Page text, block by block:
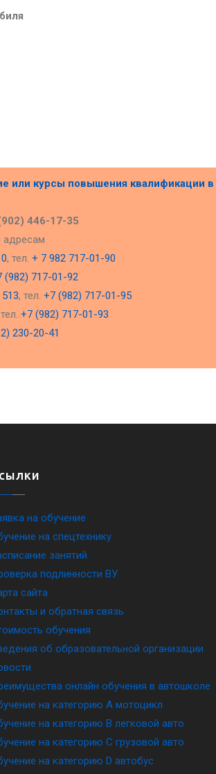
или курсы повышения квалификации в
446-17-35
адресам
, тел. + 7 982 717-01-90
(982) 717-01-92
, тел. +7 (982) 717-01-95
+7 (982) 717-01-93
230-20-41
на обучение
на спецтехнику
занятий
подлинности ВУ
сайта
и обратная связь
обучения
об образовательной организации
онлайн обучения в автошколе
на категорию A мотоцикл
на категорию B легковой авто
на категорию C грузовой авто
на категорию D автобус